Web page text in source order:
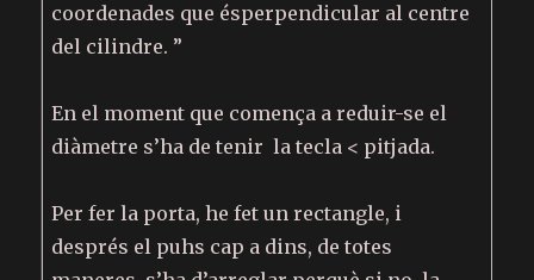
coordenades que ésperpendicular al centre
del cilindre. ”
En el moment que comença a reduir-se el
diàmetre s’ha de tenir la tecla < pitjada.
Per fer la porta, he fet un rectangle, i
després el puhs cap a dins, de totes